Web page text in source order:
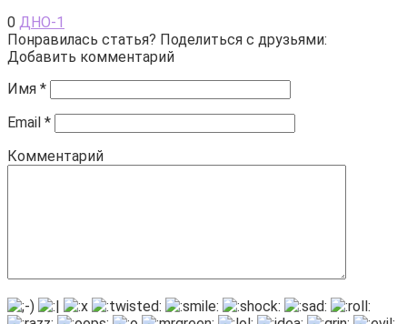
0 ДНО-1
Понравилась статья? Поделиться с друзьями:
Добавить комментарий
Имя *
Email *
Комментарий